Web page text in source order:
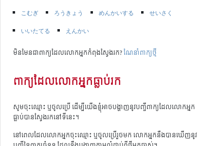
こむぎ
ろうきょう めんかいする
せいさく
いいたてる
えんかい
មិនមែនជាពាក្យដែលលោកអ្នកកំពុងស្វែងរក?ណែនាំពាក្យថ្មី
ពាក្យដែលលោកអ្នកធ្លាប់រក
សូមចុះឈ្មោះ ឬចូលប្រើ ដើម្បីយើងខ្ញុំអាចបង្ហាញនូវបញ្ជីពាក្យដែលលោកអ្នក
ធ្លាប់បានស្វែងរកនៅទីនេះ។
នៅពេលដែលលោកអ្នកចុះឈ្មោះ ឬចូលប្រើរួចមក លោកអ្នកនឹងបានឃើញនូវ